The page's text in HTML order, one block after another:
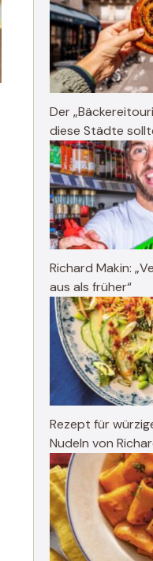
Der
diese Städte
Richard Makin:
aus als früher“
Rezept für
Nudeln von